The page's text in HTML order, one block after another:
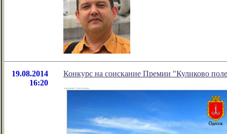
19.08.2014
16:20
Конкурс на соискание Премии "Куликово